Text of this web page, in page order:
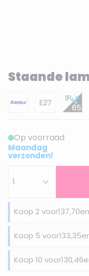
Staande
Op voorraad
Maandag
verzonden!
Koop 2 voor137,70en
Koop 5 voor133,35
Koop 10 voor130,46